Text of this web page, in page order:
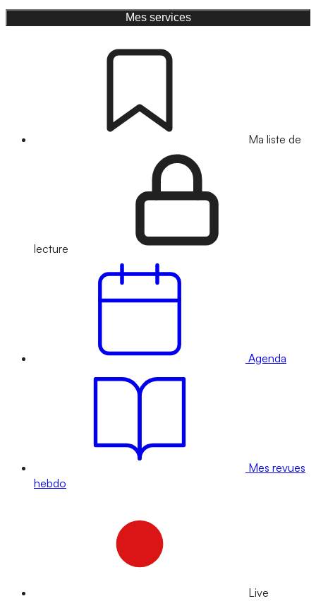
Mes services
Ma liste de
lecture
Agenda
Mes revues
hebdo
Live